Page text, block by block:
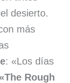
desierto.
más
: «Los días
Rough